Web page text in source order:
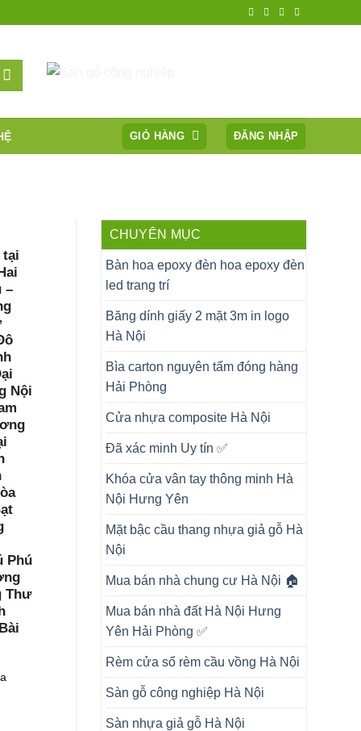
GIỎ HÀNG ĐĂNG NHẬP
tại
–
Nội
Phú
Thư
CHUYÊN MỤC
Bàn hoa epoxy đèn hoa epoxy đèn
led trang trí
Băng dính giấy 2 mặt 3m in logo
Hà Nội
Bìa carton nguyên tấm đóng hàng
Hải Phòng
Cửa nhựa composite Hà Nội
Đã xác minh Uy tín ✅
Khóa cửa vân tay thông minh Hà
Nội Hưng Yên
Mặt bậc cầu thang nhựa giả gỗ Hà
Nội
Mua bán nhà chung cư Hà Nội 🏠
Mua bán nhà đất Hà Nội Hưng
Yên Hải Phòng ✅
Rèm cửa sổ rèm cầu vồng Hà Nội
Sàn gỗ công nghiệp Hà Nội
Sàn nhựa giả gỗ Hà Nội